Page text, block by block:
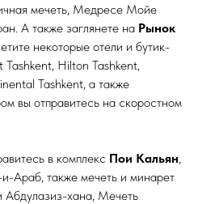
мечеть, Медресе Мойе
А также заглянете на Рынок
некоторые отели и бутик-
Hilton Tashkent,
Tashkent, а также
вы отправитесь на скоростном
в комплекс Пои Кальян,
Араб, также мечеть и минарет
хана, Мечеть